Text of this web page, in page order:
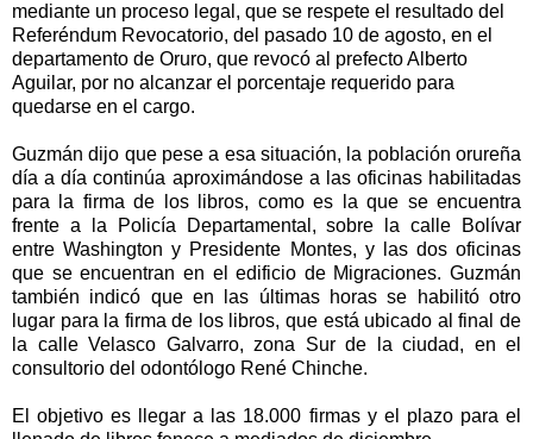
mediante un proceso legal, que se respete el resultado del
Referéndum Revocatorio, del pasado 10 de agosto, en el
departamento de Oruro, que revocó al prefecto Alberto
Aguilar, por no alcanzar el porcentaje requerido para
quedarse en el cargo.
Guzmán dijo que pese a esa situación, la población orureña
día a día continúa aproximándose a las oficinas habilitadas
para la firma de los libros, como es la que se encuentra
frente a la Policía Departamental, sobre la calle Bolívar
entre Washington y Presidente Montes, y las dos oficinas
que se encuentran en el edificio de Migraciones. Guzmán
también indicó que en las últimas horas se habilitó otro
lugar para la firma de los libros, que está ubicado al final de
la calle Velasco Galvarro, zona Sur de la ciudad, en el
consultorio del odontólogo René Chinche.
El objetivo es llegar a las 18.000 firmas y el plazo para el